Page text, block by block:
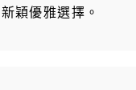
穎優雅選擇。